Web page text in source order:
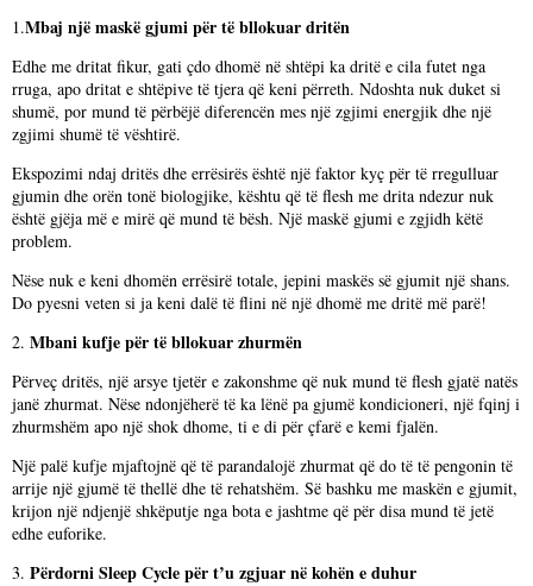
1.Mbaj një maskë gjumi për të bllokuar dritën
Edhe me dritat fikur, gati çdo dhomë në shtëpi ka dritë e cila futet nga
rruga, apo dritat e shtëpive të tjera që keni përreth. Ndoshta nuk duket si
shumë, por mund të përbëjë diferencën mes një zgjimi energjik dhe një
zgjimi shumë të vështirë.
Ekspozimi ndaj dritës dhe errësirës është një faktor kyç për të rregulluar
gjumin dhe orën tonë biologjike, kështu që të flesh me drita ndezur nuk
është gjëja më e mirë që mund të bësh. Një maskë gjumi e zgjidh këtë
problem.
Nëse nuk e keni dhomën errësirë totale, jepini maskës së gjumit një shans.
Do pyesni veten si ja keni dalë të flini në një dhomë me dritë më parë!
2. Mbani kufje për të bllokuar zhurmën
Përveç dritës, një arsye tjetër e zakonshme që nuk mund të flesh gjatë natës
janë zhurmat. Nëse ndonjëherë të ka lënë pa gjumë kondicioneri, një fqinj i
zhurmshëm apo një shok dhome, ti e di për çfarë e kemi fjalën.
Një palë kufje mjaftojnë që të parandalojë zhurmat që do të të pengonin të
arrije një gjumë të thellë dhe të rehatshëm. Së bashku me maskën e gjumit,
krijon një ndjenjë shkëputje nga bota e jashtme që për disa mund të jetë
edhe euforike.
3. Përdorni Sleep Cycle për t’u zgjuar në kohën e duhur